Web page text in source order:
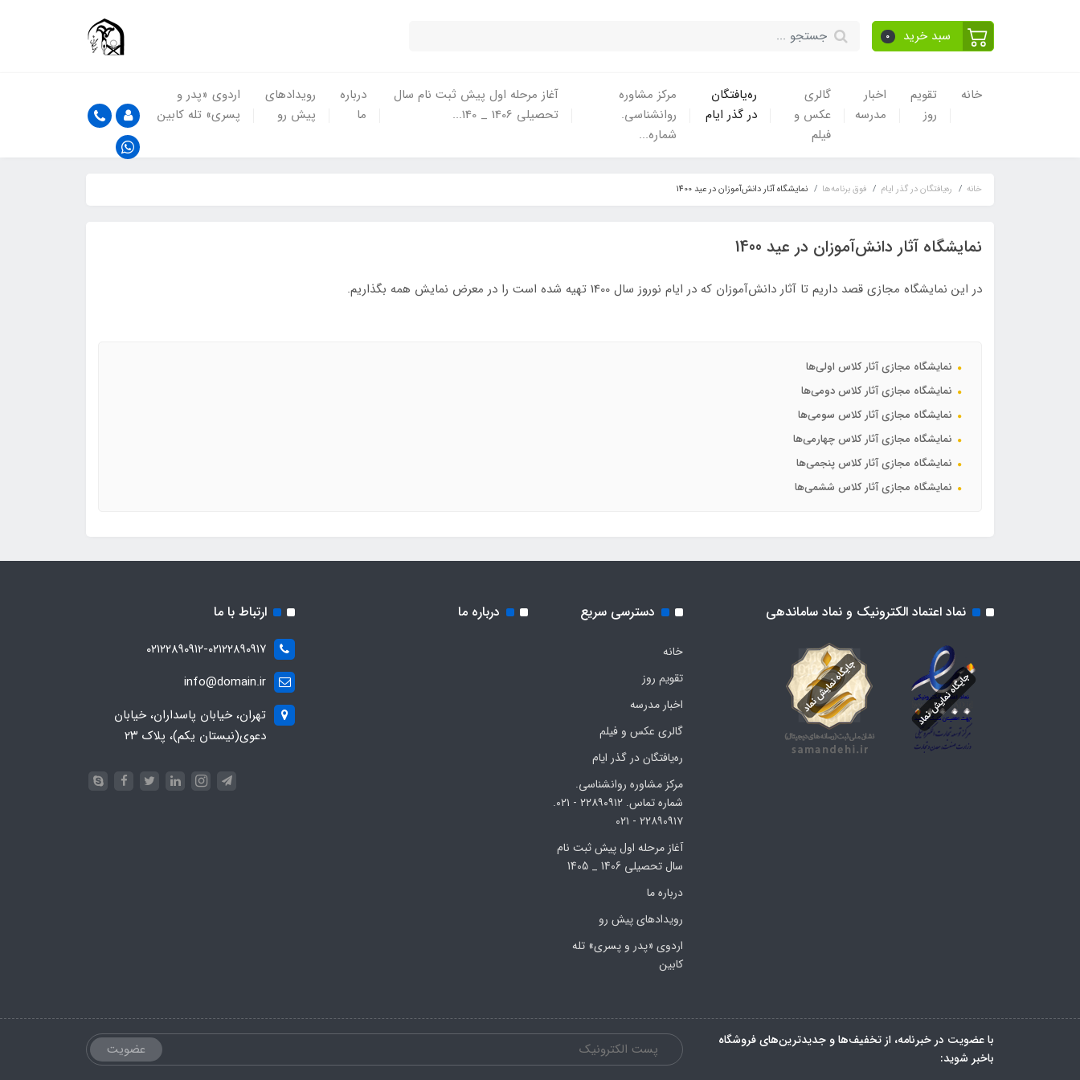
سبد خرید 0
خانه
تقویم
روز
اخبار
مدرسه
گالری
عکس و
فیلم
ره‌یافتگان
در گذر ایام
مرکز مشاوره
روانشناسی.
شماره...
آغاز مرحله اول پیش ثبت نام سال
تحصیلی 1406 _ 140...
درباره
ما
رویدادهای
پیش رو
اردوی «پدر و
پسری» تله کابین
خانه ره‌یافتگان در گذر ایام فوق برنامه‌ها نمایشگاه آثار دانش‌آموزان در عید 1400
نمایشگاه آثار دانش‌آموزان در عید 1400
در این نمایشگاه مجازی قصد داریم تا آثار دانش‌آموزان که در ایام نوروز سال 1400 تهیه شده است را در معرض نمایش همه بگذاریم.
نمایشگاه مجازی آثار کلاس اولی‌ها
نمایشگاه مجازی آثار کلاس دومی‌ها
نمایشگاه مجازی آثار کلاس سومی‌ها
نمایشگاه مجازی آثار کلاس چهارمی‌ها
نمایشگاه مجازی آثار کلاس پنجمی‌ها
نمایشگاه مجازی آثار کلاس ششمی‌ها
نماد اعتماد الکترونیک و نماد ساماندهی دسترسی سریع
خانه
تقویم روز
اخبار مدرسه
گالری عکس و فیلم
ره‌یافتگان در گذر ایام
مرکز مشاوره روانشناسی.
شماره تماس. ۲۲۸۹۰۹۱۲ - ۰۲۱.
۲۲۸۹۰۹۱۷ - ۰۲۱
آغاز مرحله اول پیش ثبت نام
سال تحصیلی 1406 _ 1405
درباره ما
رویدادهای پیش رو
اردوی «پدر و پسری» تله
کابین
درباره ما ارتباط با ما
۰۲۱۲۲۸۹۰۹۱۲-۰۲۱۲۲۸۹۰۹۱۷
info@domain.ir
تهران، خیابان پاسداران، خیابان
دعوی(نیستان یکم)، پلاک ۲۳
با عضویت در خبرنامه، از تخفیف‌ها و جدیدترین‌های فروشگاه
باخبر شوید:
عضویت